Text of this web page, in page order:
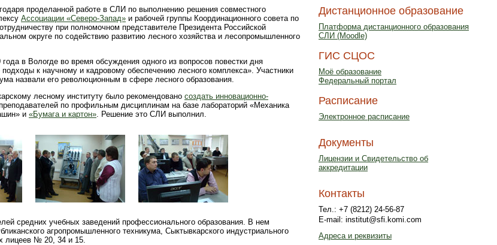
проделанной работе в СЛИ по выполнению решения совместного
Ассоциации «Северо-Запад» и рабочей группы Координационного совета по
при полномочном представителе Президента Российской
округе по содействию развитию лесного хозяйства и лесопромышленного
в Вологде во время обсуждения одного из вопросов повестки дня
к научному и кадровому обеспечению лесного комплекса». Участники
назвали его революционным в сфере лесного образования.
лесному институту было рекомендовано создать инновационно-
по профильным дисциплинам на базе лабораторий «Механика
и «Бумага и картон». Решение это СЛИ выполнил.
средних учебных заведений профессионального образования. В нем
агропромышленного техникума, Сыктывкарского индустриального
лицеев № 20, 34 и 15.
Дистанционное образование
Платформа дистанционного образования
СЛИ (Moodle)
ГИС СЦОС
Моё образование
Федеральный портал
Расписание
Электронное расписание
Документы
Лицензии и Свидетельство об
аккредитации
Контакты
Тел.: +7 (8212) 24-56-87
E-mail: institut@sfi.komi.com
Адреса и реквизиты